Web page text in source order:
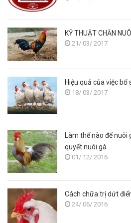
KỸ THUẬT CHĂN
21/ 03/ 2017
Hiệu quả của việc
18/ 03/ 2017
Làm thế nào để
quyết nuôi gà
01/ 12/ 2016
Cách chữa trị dứt
24/ 06/ 2016